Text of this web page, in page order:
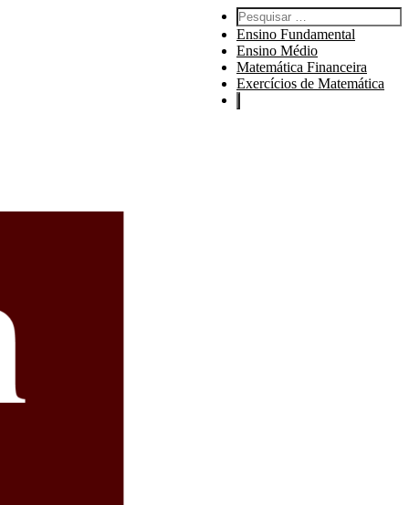
Pesquisar por:
Ensino Fundamental
Ensino Médio
Matemática Financeira
Exercícios de Matemática